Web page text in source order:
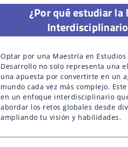
¿Por qué estudiar
Optar por una Maestría en
Desarrollo no solo representa una
una apuesta por convertirte en un
mundo cada vez más complejo.
en un enfoque interdisciplinario
abordar los retos globales desde
ampliando tu visión y habilidades.